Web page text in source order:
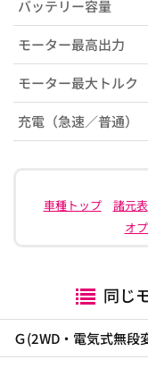
バッテリー容量
モーター最高出力
モーター最大トルク
充電（急速／普通）
車種トップ
諸元表
オ
同じ
Ｇ(2WD・電気式無段